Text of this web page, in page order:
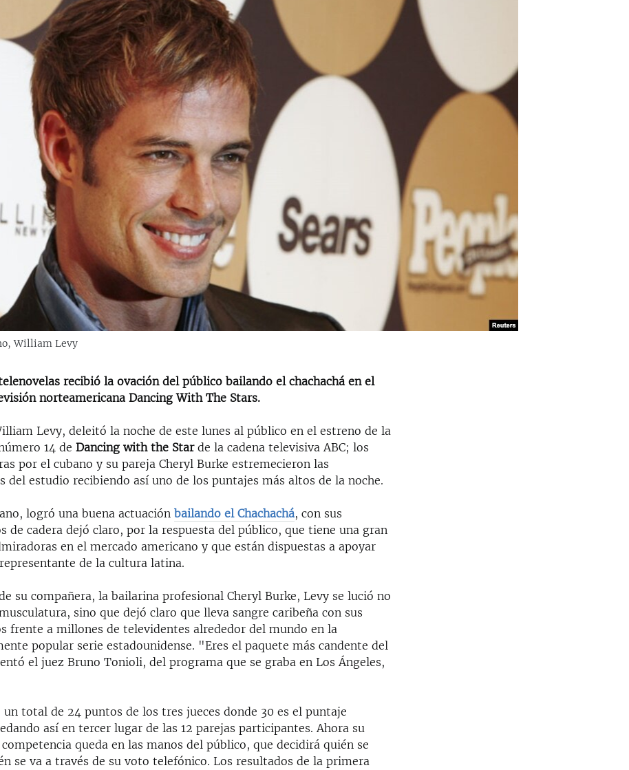
William Levy
recibió la ovación del público bailando el chachachá en el
norteamericana Dancing With The Stars.
Levy, deleitó la noche de este lunes al público en el estreno de la
14 deDancing with the Starde la cadena televisiva ABC; los
por el cubano y su pareja Cheryl Burke estremecieron las
del estudio recibiendo así uno de los puntajes más altos de la noche.
logró una buena actuaciónbailando el Chachachá, con sus
de cadera dejó claro, por la respuesta del público, que tiene una gran
en el mercado americano y que están dispuestas a apoyar
de la cultura latina.
su compañera, la bailarina profesional Cheryl Burke, Levy se lució no
sino que dejó claro que lleva sangre caribeña con sus
frente a millones de televidentes alrededor del mundo en la
popular serie estadounidense. "Eres el paquete más candente del
el juez Bruno Tonioli, del programa que se graba en Los Ángeles,
un total de 24 puntos de los tres jueces donde 30 es el puntaje
así en tercer lugar de las 12 parejas participantes. Ahora su
queda en las manos del público, que decidirá quién se
se va a través de su voto telefónico. Los resultados de la primera